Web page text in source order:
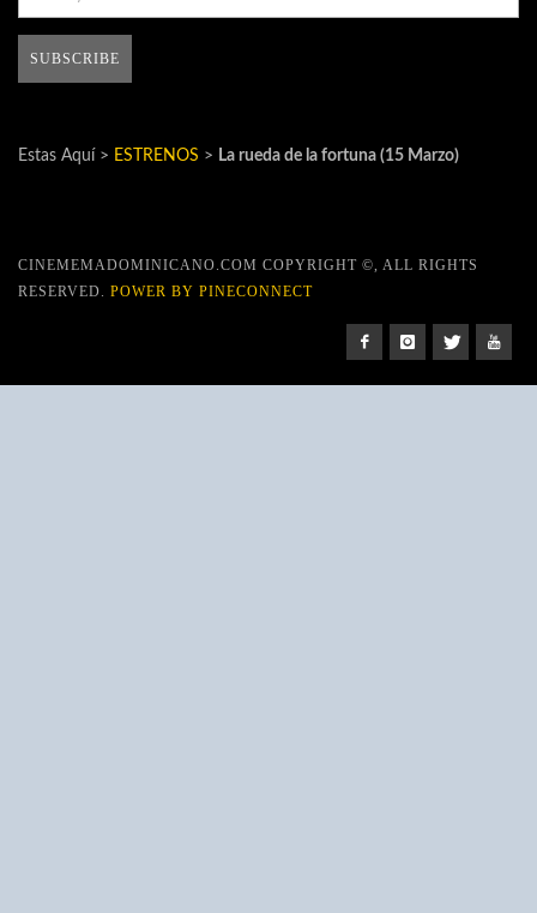
Estas Aquí > ESTRENOS > La rueda de la fortuna (15 Marzo)
CINEMEMADOMINICANO.COM COPYRIGHT ©, ALL RIGHTS
RESERVED. POWER BY PINECONNECT